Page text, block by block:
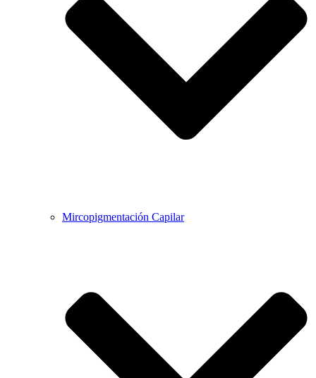
Mircopigmentación Capilar